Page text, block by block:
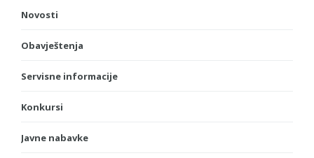
Novosti
Obavještenja
Servisne informacije
Konkursi
Javne nabavke